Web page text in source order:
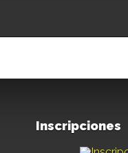
Inscripciones